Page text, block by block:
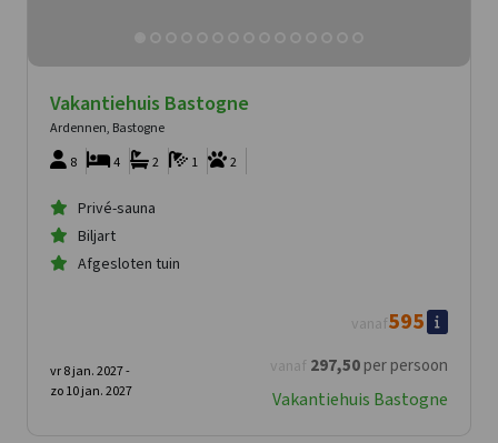
Vakantiehuis Bastogne
Ardennen, Bastogne
8
2
2 1
4
Privé-sauna
Biljart
Afgesloten tuin
vanaf 297,50per persoon
vanaf595
vr 8 jan. 2027 -
zo 10 jan. 2027
Vakantiehuis Bastogne